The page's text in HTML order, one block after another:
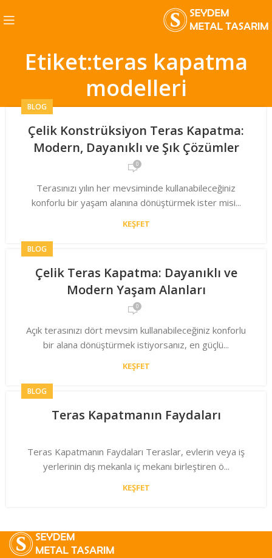
Etiket:teras kapatma
modelleri
BLOG
Çelik Konstrüksiyon Teras Kapatma:
Modern, Dayanıklı ve Şık Çözümler
0
Terasınızı yılın her mevsiminde kullanabileceğiniz
konforlu bir yaşam alanına dönüştürmek ister misi...
KEŞFET
BLOG
Çelik Teras Kapatma: Dayanıklı ve
Modern Yaşam Alanları
0
Açık terasınızı dört mevsim kullanabileceğiniz konforlu
bir alana dönüştürmek istiyorsanız, en güçlü...
KEŞFET
BLOG
Teras Kapatmanın Faydaları
Teras Kapatmanın Faydaları Teraslar, evlerin veya iş
yerlerinin dış mekanla iç mekanı birleştiren ö...
KEŞFET